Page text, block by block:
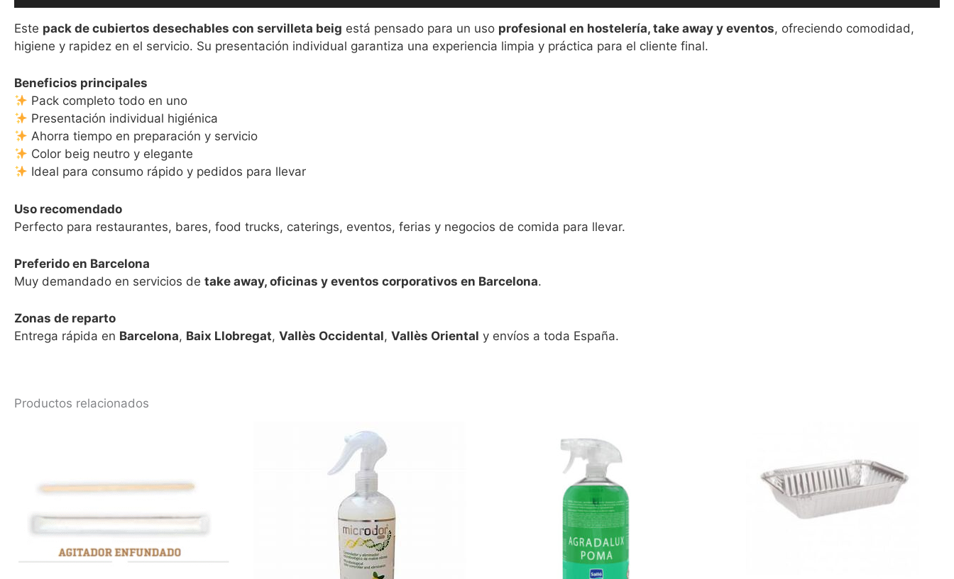
Este pack de cubiertos desechables con servilleta beig está pensado para un uso profesional en hostelería, take away y eventos, ofreciendo comodidad,
higiene y rapidez en el servicio. Su presentación individual garantiza una experiencia limpia y práctica para el cliente final.
Beneficios principales
Pack completo todo en uno
Presentación individual higiénica
Ahorra tiempo en preparación y servicio
Color beig neutro y elegante
Ideal para consumo rápido y pedidos para llevar
Uso recomendado
Perfecto para restaurantes, bares, food trucks, caterings, eventos, ferias y negocios de comida para llevar.
Preferido en Barcelona
Muy demandado en servicios de take away, oficinas y eventos corporativos en Barcelona.
Zonas de reparto
Entrega rápida en Barcelona, Baix Llobregat, Vallès Occidental, Vallès Oriental y envíos a toda España.
Productos relacionados